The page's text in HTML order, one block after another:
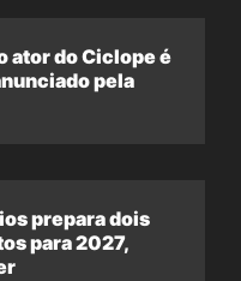
ator do Ciclope é
pela
prepara dois
para 2027,